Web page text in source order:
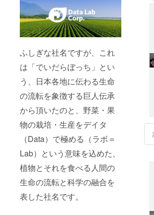
ふしぎな社名ですが、これ
は「でいだらぼっち」とい
う、日本各地に伝わる生命
の流転を象徴する巨人伝承
から頂いたのと、野菜・果
物の栽培・生産をデイタ
（Data）で極める（ラボ＝
Lab）という意味を込めた、
植物とそれを食べる人間の
生命の流転と科学の融合を
表した社名です。